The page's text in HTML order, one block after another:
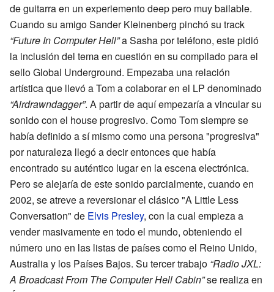
de guitarra en un experiemento deep pero muy bailable.
Cuando su amigo Sander Kleinenberg pinchó su track
“Future In Computer Hell”a Sasha por teléfono, este pidió
la inclusión del tema en cuestión en su compilado para el
sello Global Underground. Empezaba una relación
artística que llevó a Tom a colaborar en el LP denominado
“Airdrawndagger”. A partir de aquí empezaría a vincular su
sonido con el house progresivo. Como Tom siempre se
había definido a sí mismo como una persona "progresiva"
por naturaleza llegó a decir entonces que había
encontrado su auténtico lugar en la escena electrónica.
Pero se alejaría de este sonido parcialmente, cuando en
2002, se atreve a reversionar el clásico "A Little Less
Conversation" de Elvis Presley, con la cual empieza a
vender masivamente en todo el mundo, obteniendo el
número uno en las listas de países como el Reino Unido,
Australia y los Países Bajos. Su tercer trabajo “Radio JXL:
A Broadcast From The Computer Hell Cabin”se realiza en